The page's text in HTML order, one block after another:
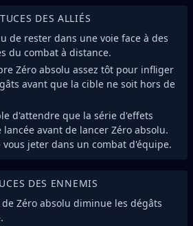
DES ALLIÉS
de rester dans une voie face à des
du combat à distance.
Zéro absolu assez tôt pour infliger
avant que la cible ne soit hors de
d'attendre que la série d'effets
avant de lancer Zéro absolu.
vous jeter dans un combat d'équipe.
DES ENNEMIS
Zéro absolu diminue les dégâts